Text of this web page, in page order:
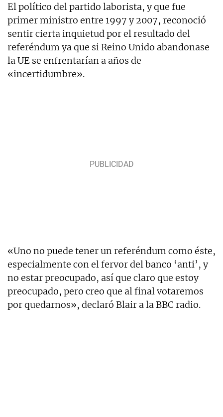
El político del partido laborista, y que fue
primer ministro entre 1997 y 2007, reconoció
sentir cierta inquietud por el resultado del
referéndum ya que si Reino Unido abandonase
la UE se enfrentarían a años de
«incertidumbre».
«Uno no puede tener un referéndum como éste,
especialmente con el fervor del banco ‘anti’, y
no estar preocupado, así que claro que estoy
preocupado, pero creo que al final votaremos
por quedarnos», declaró Blair a la BBC radio.